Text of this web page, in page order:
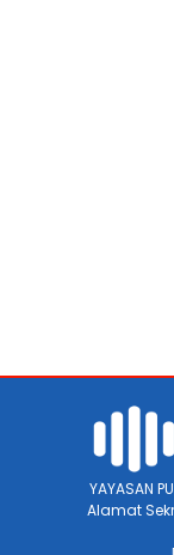
YAYASAN
Alamat